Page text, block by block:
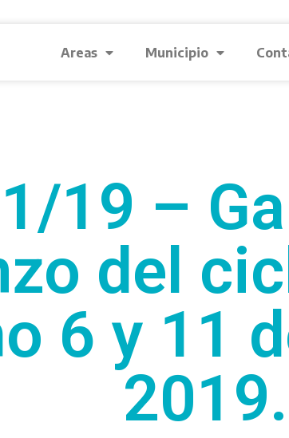
Areas Municipio
19 –
del
6 y 11
2019.